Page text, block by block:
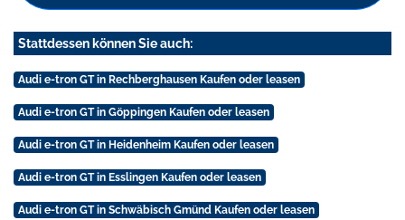
Stattdessen können Sie auch:
Audi e-tron GT in Rechberghausen Kaufen oder leasen
Audi e-tron GT in Göppingen Kaufen oder leasen
Audi e-tron GT in Heidenheim Kaufen oder leasen
Audi e-tron GT in Esslingen Kaufen oder leasen
Audi e-tron GT in Schwäbisch Gmünd Kaufen oder leasen